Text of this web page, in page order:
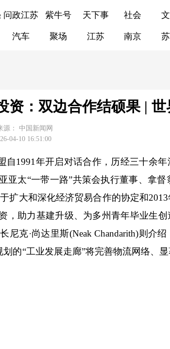
问政江苏 紫牛号 天下事 社会
汽车 聚场 江苏 南京
资：双边合作结硕果 | 世
源：
中国新闻网
04-10 16:51:00
自1991年开启对话合作，历经三十余年
太“一带一路”共策会执行董事、拿督
扩大和深化经济贸易合作的协定和
助力基建升级、为多州青年毕业生创
克·尚达里斯(Neak Chandarith)则介
的“工业发展走廊”将完善物流网络、